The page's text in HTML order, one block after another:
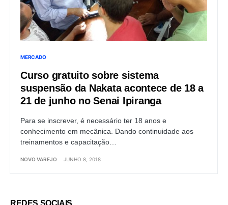
MERCADO
Curso gratuito sobre sistema
suspensão da Nakata acontece de 18 a
21 de junho no Senai Ipiranga
Para se inscrever, é necessário ter 18 anos e
conhecimento em mecânica. Dando continuidade aos
treinamentos e capacitação…
NOVO VAREJO JUNHO 8, 2018